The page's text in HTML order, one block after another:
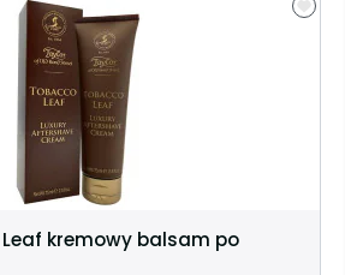
kremowy balsam po